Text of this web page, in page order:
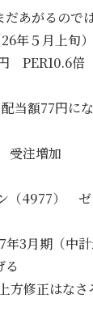
あがるので
年５月上旬
PER10.6
当額77円に
注増加
4977） ゼ
3月期（中
る
修正はなさ